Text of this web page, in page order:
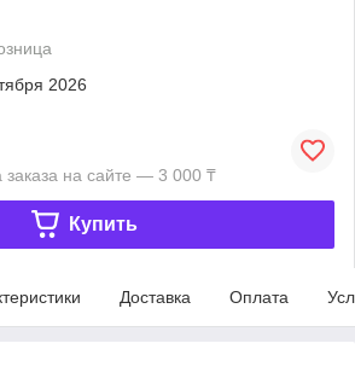
2026
на сайте — 3 000 ₸
Купить
Доставка Оплата